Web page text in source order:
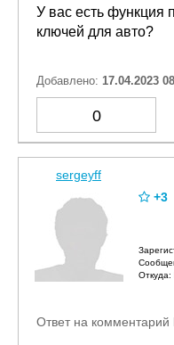
У вас есть функция
ключей для авто?
Добавлено: 17.04.2023
0
sergeyff
+3
Откуда:
Ответ на комментарий